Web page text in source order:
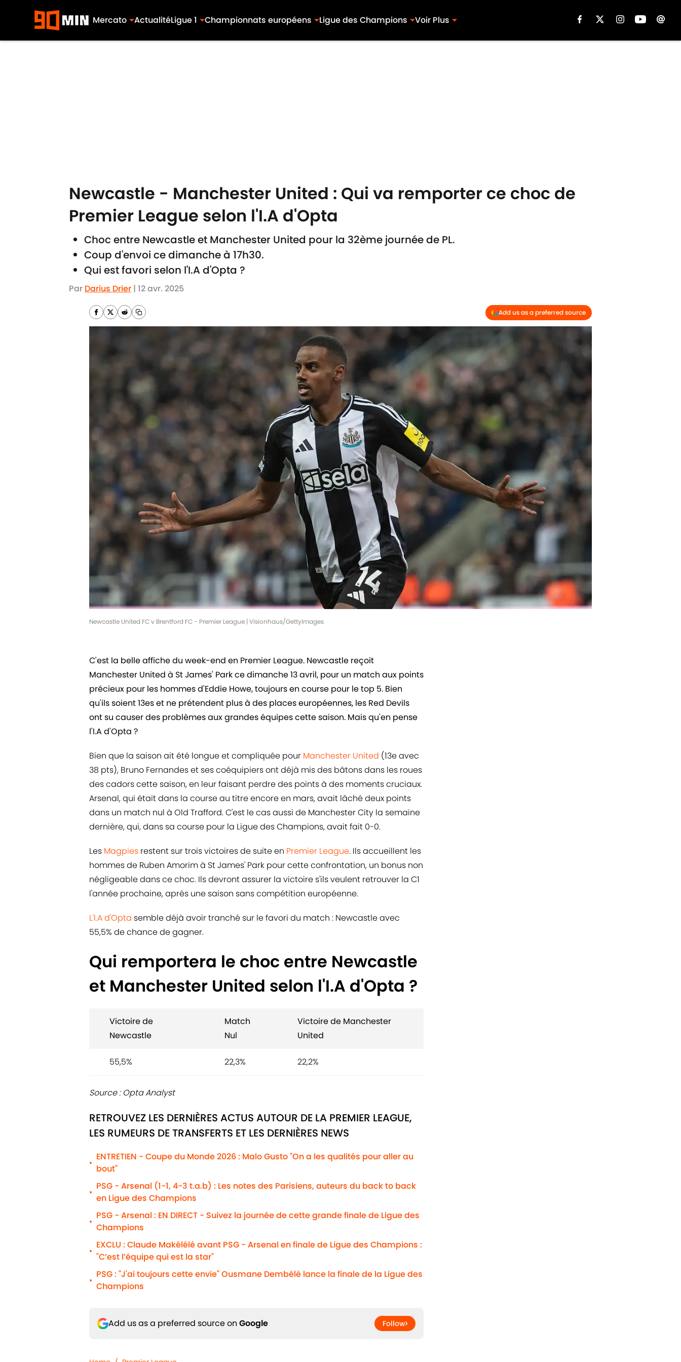
Mercato ActualitéLigue 1 Championnats européens Ligue des Champions Voir Plus
Newcastle - Manchester United : Qui va remporter ce choc de
Premier League selon l'I.A d'Opta
Choc entre Newcastle et Manchester United pour la 32ème journée de PL.
Coup d'envoi ce dimanche à 17h30.
Qui est favori selon l'I.A d'Opta ?
Par Darius Drier | 12 avr. 2025
Add us as a preferred source
Newcastle United FC v Brentford FC - Premier League | Visionhaus/GettyImages
C'est la belle affiche du week-end en Premier League. Newcastle reçoit
Manchester United à St James' Park ce dimanche 13 avril, pour un match aux points
précieux pour les hommes d'Eddie Howe, toujours en course pour le top 5. Bien
qu'ils soient 13es et ne prétendent plus à des places européennes, les Red Devils
ont su causer des problèmes aux grandes équipes cette saison. Mais qu'en pense
l'I.A d'Opta ?
Bien que la saison ait été longue et compliquée pour Manchester United (13e avec
38 pts), Bruno Fernandes et ses coéquipiers ont déjà mis des bâtons dans les roues
des cadors cette saison, en leur faisant perdre des points à des moments cruciaux.
Arsenal, qui était dans la course au titre encore en mars, avait lâché deux points
dans un match nul à Old Trafford. C'est le cas aussi de Manchester City la semaine
dernière, qui, dans sa course pour la Ligue des Champions, avait fait 0-0.
Les Magpies restent sur trois victoires de suite en Premier League. Ils accueillent les
hommes de Ruben Amorim à St James' Park pour cette confrontation, un bonus non
négligeable dans ce choc. Ils devront assurer la victoire s'ils veulent retrouver la C1
l'année prochaine, après une saison sans compétition européenne.
L'I.A d'Opta semble déjà avoir tranché sur le favori du match : Newcastle avec
55,5% de chance de gagner.
Qui remportera le choc entre Newcastle
et Manchester United selon l'I.A d'Opta ?
Victoire de
Newcastle
Match
Nul
Victoire de Manchester
United
55,5% 22,3% 22,2%
Source : Opta Analyst
RETROUVEZ LES DERNIÈRES ACTUS AUTOUR DE LA PREMIER LEAGUE,
LES RUMEURS DE TRANSFERTS ET LES DERNIÈRES NEWS
•
ENTRETIEN - Coupe du Monde 2026 : Malo Gusto "On a les qualités pour aller au
bout"
•
PSG - Arsenal (1-1, 4-3 t.a.b) : Les notes des Parisiens, auteurs du back to back
en Ligue des Champions
•
PSG - Arsenal : EN DIRECT - Suivez la journée de cette grande finale de Ligue des
Champions
•
EXCLU : Claude Makélélé avant PSG - Arsenal en finale de Ligue des Champions :
"C’est l’équipe qui est la star"
•
PSG : "J'ai toujours cette envie" Ousmane Dembélé lance la finale de la Ligue des
Champions
Add us as a preferred source on Google Follow